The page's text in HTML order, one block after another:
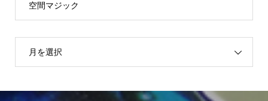
空間マジック
月を選択